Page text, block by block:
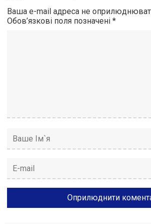
Ваша e-mail адреса не
Обов’язкові поля позначені*